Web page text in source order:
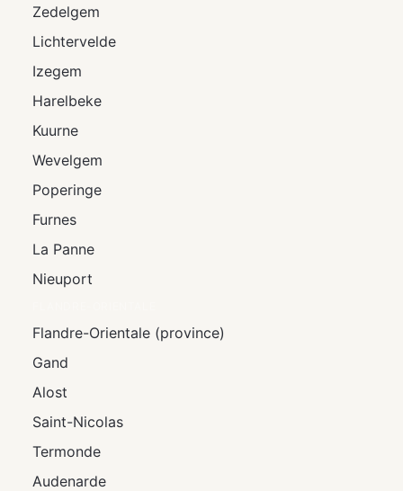
Zedelgem
Lichtervelde
Izegem
Harelbeke
Kuurne
Wevelgem
Poperinge
Furnes
La Panne
Nieuport
Flandre-Orientale (province)
Gand
Alost
Saint-Nicolas
Termonde
Audenarde